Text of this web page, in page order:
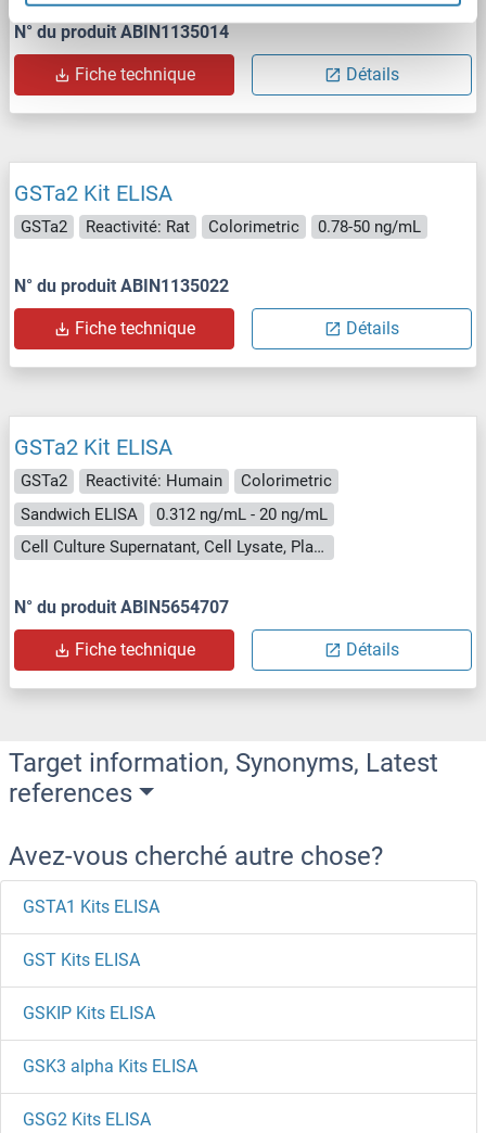
N° du produit ABIN1135014
Fiche technique Détails
GSTa2 Kit ELISA
GSTa2 Reactivité: Rat Colorimetric 0.78-50 ng/mL
N° du produit ABIN1135022
Fiche technique Détails
GSTa2 Kit ELISA
GSTa2 Reactivité: Humain
Colorimetric
Sandwich ELISA
0.312 ng/mL - 20 ng/mL
Cell Culture Supernatant, Cell Lysate, Plasma, Serum, Tissue Homogenate
N° du produit ABIN5654707
Fiche technique Détails
Target information, Synonyms, Latest
references
Avez-vous cherché autre chose?
GSTA1 Kits ELISA
GST Kits ELISA
GSKIP Kits ELISA
GSK3 alpha Kits ELISA
GSG2 Kits ELISA